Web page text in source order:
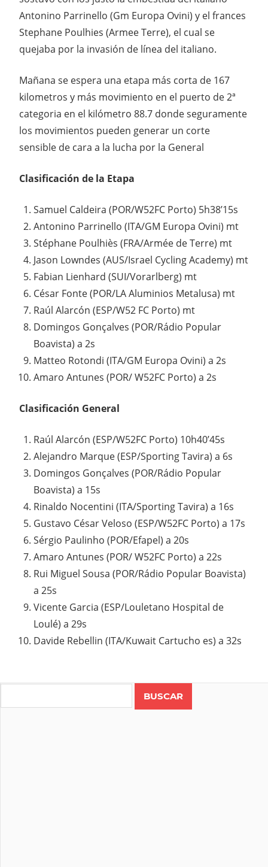
Antonino Parrinello (Gm Europa Ovini) y el frances
Stephane Poulhies (Armee Terre), el cual se
quejaba por la invasión de línea del italiano.
Mañana se espera una etapa más corta de 167
kilometros y más movimiento en el puerto de 2ª
categoria en el kilómetro 88.7 donde seguramente
los movimientos pueden generar un corte
sensible de cara a la lucha por la General
Clasificación de la Etapa
Samuel Caldeira (POR/W52FC Porto) 5h38’15s
Antonino Parrinello (ITA/GM Europa Ovini) mt
Stéphane Poulhiès (FRA/Armée de Terre) mt
Jason Lowndes (AUS/Israel Cycling Academy) mt
Fabian Lienhard (SUI/Vorarlberg) mt
César Fonte (POR/LA Aluminios Metalusa) mt
Raúl Alarcón (ESP/W52 FC Porto) mt
Domingos Gonçalves (POR/Rádio Popular
Boavista) a 2s
Matteo Rotondi (ITA/GM Europa Ovini) a 2s
Amaro Antunes (POR/ W52FC Porto) a 2s
Clasificación General
Raúl Alarcón (ESP/W52FC Porto) 10h40’45s
Alejandro Marque (ESP/Sporting Tavira) a 6s
Domingos Gonçalves (POR/Rádio Popular
Boavista) a 15s
Rinaldo Nocentini (ITA/Sporting Tavira) a 16s
Gustavo César Veloso (ESP/W52FC Porto) a 17s
Sérgio Paulinho (POR/Efapel) a 20s
Amaro Antunes (POR/ W52FC Porto) a 22s
Rui Miguel Sousa (POR/Rádio Popular Boavista)
a 25s
Vicente Garcia (ESP/Louletano Hospital de
Loulé) a 29s
Davide Rebellin (ITA/Kuwait Cartucho es) a 32s